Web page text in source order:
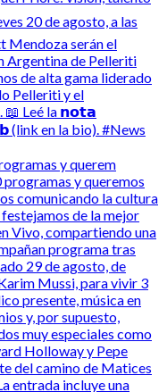
y querem